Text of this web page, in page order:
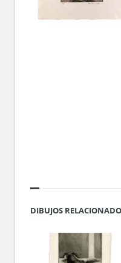
DIBUJOS